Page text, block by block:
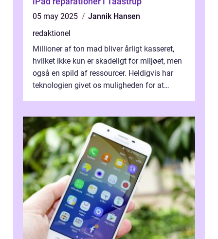
05 may 2025
Jannik Hansen
redaktionel
Millioner af ton mad bliver årligt kasseret,
hvilket ikke kun er skadeligt for miljøet, men
også en spild af ressourcer. Heldigvis har
teknologien givet os muligheden for at